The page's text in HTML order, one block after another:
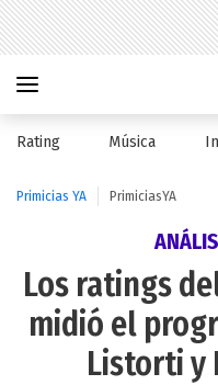
Rating Música
Primicias YA PrimiciasYA
Los ratings
midió el
Listorti y